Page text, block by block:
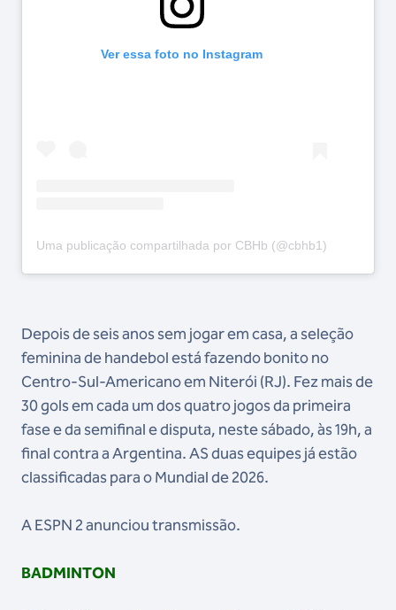
Ver essa foto no Instagram
Uma publicação compartilhada por CBHb (@cbhb1)
Depois de seis anos sem jogar em casa, a seleção
feminina de handebol está fazendo bonito no
Centro-Sul-Americano em Niterói (RJ). Fez mais de
30 gols em cada um dos quatro jogos da primeira
fase e da semifinal e disputa, neste sábado, às 19h, a
final contra a Argentina. AS duas equipes já estão
classificadas para o Mundial de 2026.
A ESPN 2 anunciou transmissão.
BADMINTON